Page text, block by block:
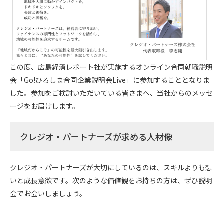
この度、広島経済レポート社が実施するオンライン合同就職説明
会「Go!ひろしま合同企業説明会Live」に参加することとなりま
した。参加をご検討いただいている皆さまへ、当社からのメッセ
ージをお届けします。
クレジオ・パートナーズが求める人材像
クレジオ・パートナーズが大切にしているのは、スキルよりも想
いと成長意欲です。次のような価値観をお持ちの方は、ぜひ説明
会でお会いしましょう。